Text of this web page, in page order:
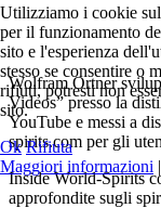
Wolfram Ortner
Videos” presso la
YouTube e messi a
spirits.com per gli
Inside World-Spirits
approfondite sugli
Utilizziamo i cookie
per il funzionamento
sito e l'esperienza
stesso se consentire o
rifiuti, potresti non
sito.
Ok Rifiuta
Maggiori informazioni |